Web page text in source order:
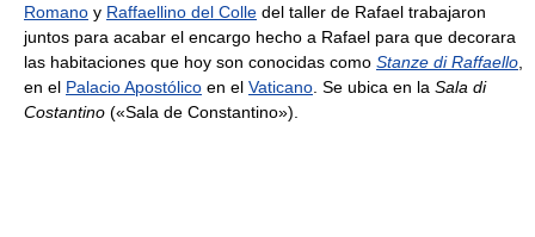
Romano y Raffaellino del Colle del taller de Rafael trabajaron
juntos para acabar el encargo hecho a Rafael para que decorara
las habitaciones que hoy son conocidas como Stanze di Raffaello
en el Palacio Apostólico en el Vaticano . Se ubica en la Sala di
Costantino («Sala de Constantino»).